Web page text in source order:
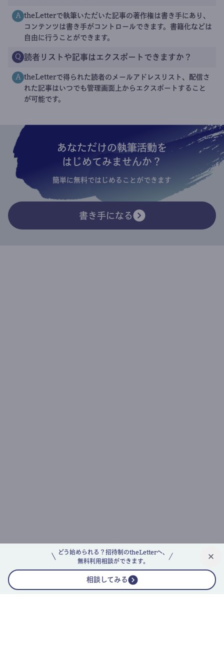
どう始められる？招待制のtheLetterへ、
無料利用相談ができます。
相談してみる
A theLetterで執筆いただいた記事の著作権は書き手にあり、
コンテンツは書き手がコントロールできます。書籍化などは
自由に行うことができます。
Q 読者リストや記事はエクスポートできますか？
A theLetterで得られた読者のメールアドレスリスト、配信さ
れた記事はいつでも管理画面上からエクスポートすること
が可能です。
あなただけの執筆活動を
はじめてみませんか？
簡単に無料ではじめることができます
書き手になる